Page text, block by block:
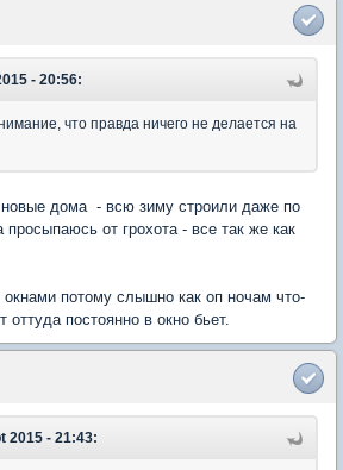
- 20:56:
что правда ничего не делается на
дома - всю зиму строили даже по
просыпаюсь от грохота - все так же как
потому слышно как оп ночам что-
оттуда постоянно в окно бьет.
2015 - 21:43: